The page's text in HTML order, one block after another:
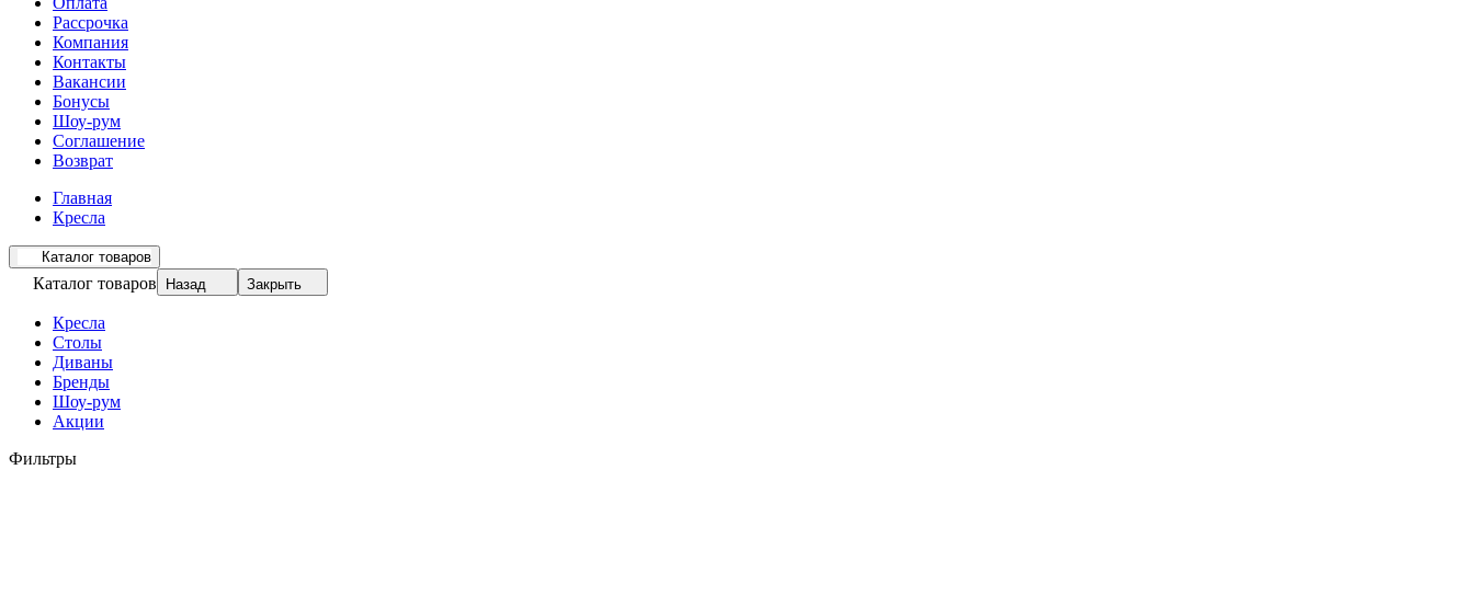
Рассрочка
Компания
Контакты
Вакансии
Бонусы
Шоу-рум
Соглашение
Возврат
Главная
Кресла
Каталог товаров
Каталог товаров Назад Закрыть
Кресла
Столы
Диваны
Бренды
Шоу-рум
Акции
Фильтры